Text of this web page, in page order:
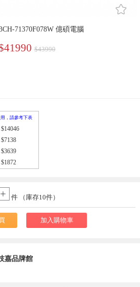
󰄔
71370F078W 億碩電腦
$43990
，請參考下表
$14046
$7138
$3639
$1872
件 （庫存10件）
加入購物車
嘉品牌館